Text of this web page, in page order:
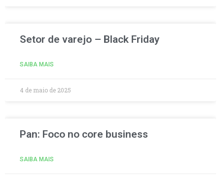
Setor de varejo – Black Friday
SAIBA MAIS
4 de maio de 2025
Pan: Foco no core business
SAIBA MAIS